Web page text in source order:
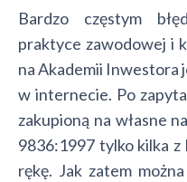
Bardzo częstym
praktyce zawodowej i
na Akademii Inwestora
w internecie. Po
zakupioną na własne
9836:1997 tylko kilka z
rękę. Jak zatem